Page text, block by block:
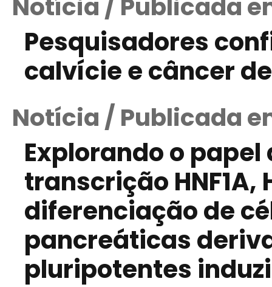
Notícia / Publicada
Pesquisadores
calvície e câncer
Notícia / Publicada
Explorando o
transcrição HNF1A,
diferenciação de
pancreáticas
pluripotentes